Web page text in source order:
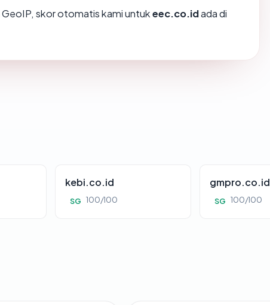
GeoIP, skor otomatis kami untukeec.co.idada di
kebi.co.id
SG 100/100
gmpro.co.id
SG 100/100